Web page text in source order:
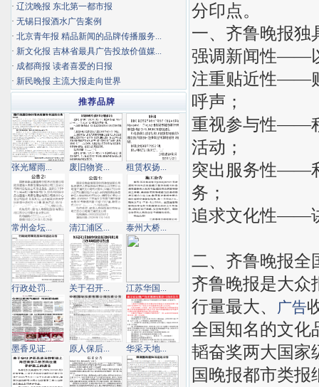
分印点。
一、齐鲁晚报独
强调新闻性——
注重贴近性——
呼声；
重视参与性——
活动；
突出服务性——
务；
追求文化性——
二、齐鲁晚报全
齐鲁晚报是大众
行量最大、
广告
全国知名的文化
韬奋奖两大国家
国晚报都市类报
· 辽沈晚报 东北第一都市报
· 无锡日报酒水广告案例
· 北京青年报 精品新闻的品牌传播服务...
· 新文化报 吉林省最具广告投放价值媒...
· 成都商报 读者喜爱的日报
· 新民晚报 主流大报走向世界
推荐品牌
张光耀雨... 废旧物资... 租赁权扬...
常州金坛... 清江浦区... 泰州大桥...
行政处罚... 关于召开... 江苏华国...
墨香见证... 原人保后... 华采天地...